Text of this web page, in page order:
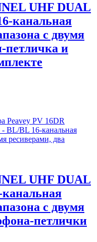
UHF DUAL
канальная
с двумя
петличка и
UHF DUAL
с двумя
петлички